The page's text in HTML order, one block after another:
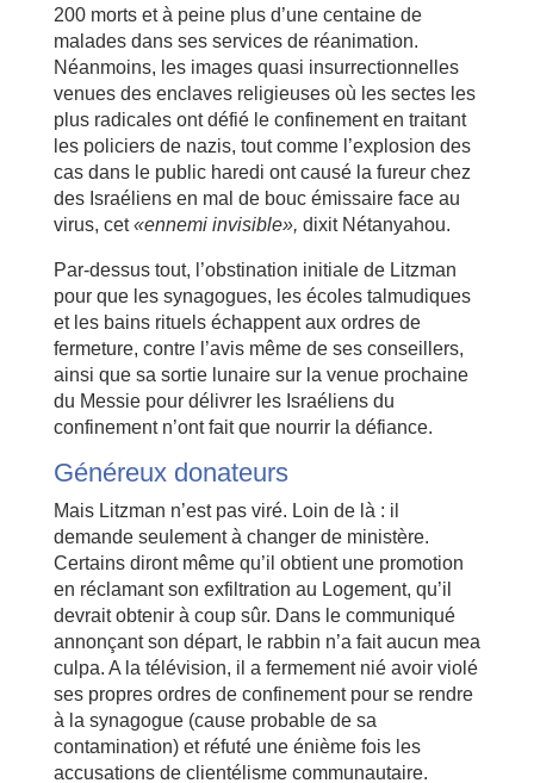
200 morts et à peine plus d’une centaine de
malades dans ses services de réanimation.
Néanmoins, les images quasi insurrectionnelles
venues des enclaves religieuses où les sectes les
plus radicales ont défié le confinement en traitant
les policiers de nazis, tout comme l’explosion des
cas dans le public haredi ont causé la fureur chez
des Israéliens en mal de bouc émissaire face au
virus, cet«ennemi invisible», dixit Nétanyahou.
Par-dessus tout, l’obstination initiale de Litzman
pour que les synagogues, les écoles talmudiques
et les bains rituels échappent aux ordres de
fermeture, contre l’avis même de ses conseillers,
ainsi que sa sortie lunaire sur la venue prochaine
du Messie pour délivrer les Israéliens du
confinement n’ont fait que nourrir la défiance.
Généreux donateurs
Mais Litzman n’est pas viré. Loin de là : il
demande seulement à changer de ministère.
Certains diront même qu’il obtient une promotion
en réclamant son exfiltration au Logement, qu’il
devrait obtenir à coup sûr. Dans le communiqué
annonçant son départ, le rabbin n’a fait aucun mea
culpa. A la télévision, il a fermement nié avoir violé
ses propres ordres de confinement pour se rendre
à la synagogue (cause probable de sa
contamination) et réfuté une énième fois les
accusations de clientélisme communautaire.